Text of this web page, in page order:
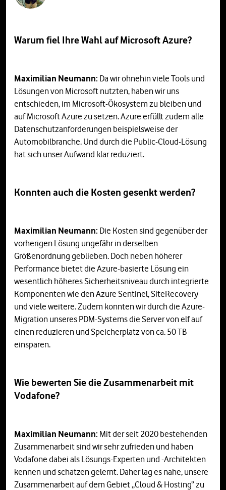
Warum fiel Ihre Wahl auf Microsoft Azure?
Maximilian Neumann: Da wir ohnehin viele Tools und
Lösungen von Microsoft nutzten, haben wir uns
entschieden, im Microsoft-Ökosystem zu bleiben und
auf Microsoft Azure zu setzen. Azure erfüllt zudem alle
Datenschutzanforderungen beispielsweise der
Automobilbranche. Und durch die Public-Cloud-Lösung
hat sich unser Aufwand klar reduziert.
Konnten auch die Kosten gesenkt werden?
Maximilian Neumann: Die Kosten sind gegenüber der
vorherigen Lösung ungefähr in derselben
Größenordnung geblieben. Doch neben höherer
Performance bietet die Azure-basierte Lösung ein
wesentlich höheres Sicherheitsniveau durch integrierte
Komponenten wie den Azure Sentinel, SiteRecovery
und viele weitere. Zudem konnten wir durch die Azure-
Migration unseres PDM-Systems die Server von elf auf
einen reduzieren und Speicherplatz von ca. 50 TB
einsparen.
Wie bewerten Sie die Zusammenarbeit mit
Vodafone?
Maximilian Neumann: Mit der seit 2020 bestehenden
Zusammenarbeit sind wir sehr zufrieden und haben
Vodafone dabei als Lösungs-Experten und -Architekten
kennen und schätzen gelernt. Daher lag es nahe, unsere
Zusammenarbeit auf dem Gebiet „Cloud & Hosting“ zu